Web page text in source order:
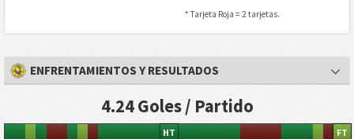
* Tarjeta Roja = 2 tarjetas.
ENFRENTAMIENTOS Y RESULTADOS
4.24 Goles / Partido
HT FT